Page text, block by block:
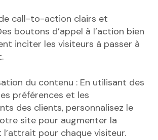
call-to-action clairs et
boutons d’appel à l’action bien
inciter les visiteurs à passer à
du contenu : En utilisant des
préférences et les
des clients, personnalisez le
site pour augmenter la
pour chaque visiteur.